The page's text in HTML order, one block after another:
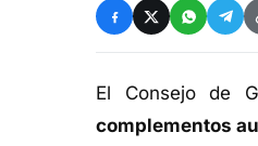
El Consejo de
complementos